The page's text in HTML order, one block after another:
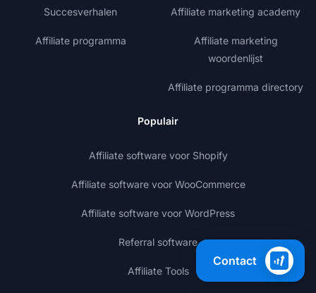
Succesverhalen
Affiliate programma
Affiliate marketing academy
Affiliate marketing
woordenlijst
Affiliate programma directory
Populair
Affiliate software voor Shopify
Affiliate software voor WooCommerce
Affiliate software voor WordPress
Referral software
Affiliate Tools
Contact